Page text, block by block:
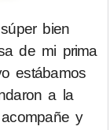
bien
de mi prima
estábamos
a la
y